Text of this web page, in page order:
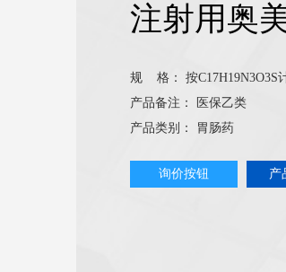
注射用奥
规 格：
按C17H19N3O3S
产品备注：
医保乙类
产品类别：
胃肠药
询价按钮 产